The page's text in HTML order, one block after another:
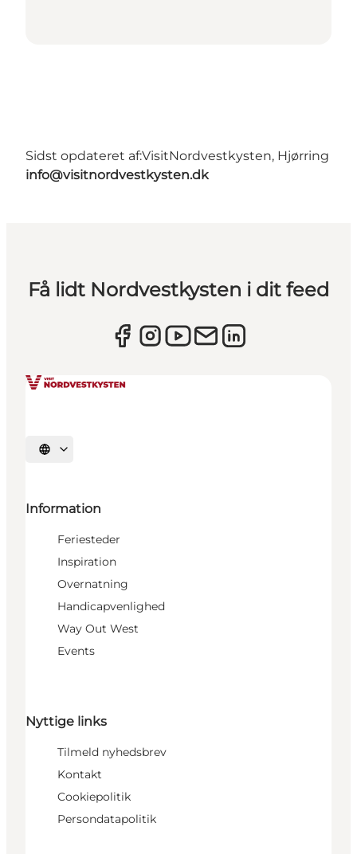
Sidst opdateret af:VisitNordvestkysten, Hjørring
info@visitnordvestkysten.dk
Få lidt Nordvestkysten i dit feed
Vælg sprog
Information
Feriesteder
Inspiration
Overnatning
Handicapvenlighed
Way Out West
Events
Nyttige links
Tilmeld nyhedsbrev
Kontakt
Cookiepolitik
Persondatapolitik